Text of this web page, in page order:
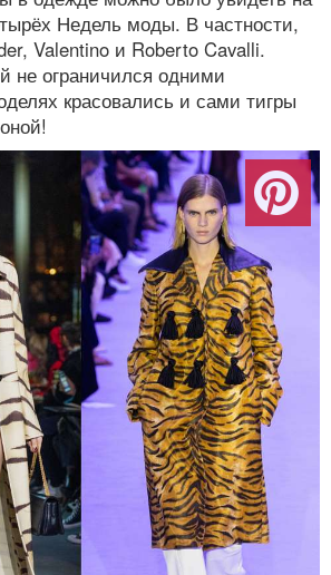
Недель моды. В частности,
Valentino и Roberto Cavalli.
не ограничился одними
красовались и сами тигры